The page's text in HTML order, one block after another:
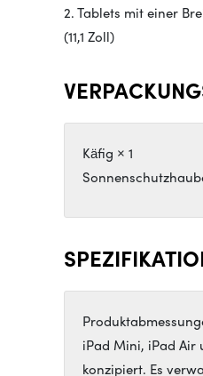
2. Tablets mit einer
(11,1 Zoll)
Käfig × 1
iPad Mini, iPad Air
konzipiert. Es